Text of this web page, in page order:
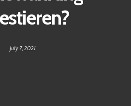
July 7, 2021